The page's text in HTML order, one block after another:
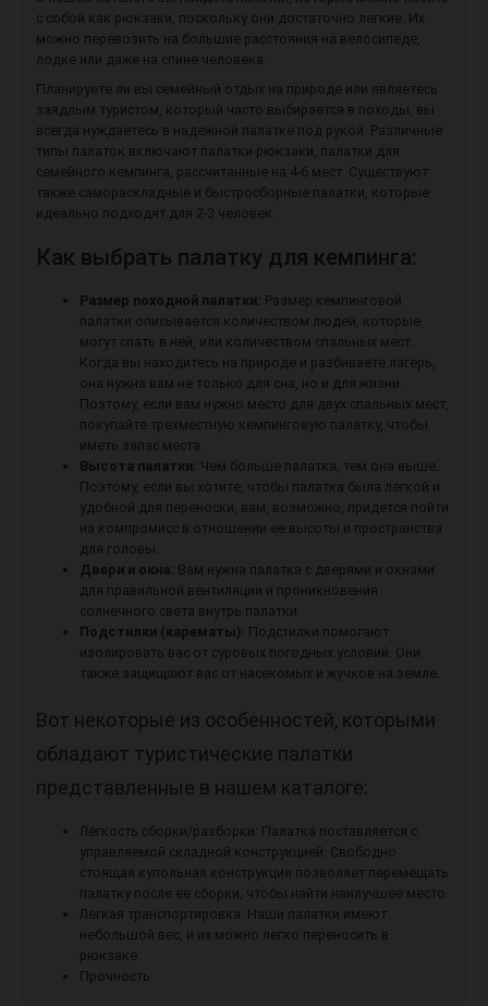
с собой как рюкзаки, поскольку они достаточно легкие. Их
можно перевозить на большие расстояния на велосипеде,
лодке или даже на спине человека.
Планируете ли вы семейный отдых на природе или являетесь
заядлым туристом, который часто выбирается в походы, вы
всегда нуждаетесь в надежной палатке под рукой. Различные
типы палаток включают палатки-рюкзаки, палатки для
семейного кемпинга, рассчитанные на 4-6 мест. Существуют
также самораскладные и быстросборные палатки, которые
идеально подходят для 2-3 человек.
Как выбрать палатку для кемпинга:
Размер походной палатки: Размер кемпинговой
палатки описывается количеством людей, которые
могут спать в ней, или количеством спальных мест.
Когда вы находитесь на природе и разбиваете лагерь,
она нужна вам не только для сна, но и для жизни.
Поэтому, если вам нужно место для двух спальных мест,
покупайте трехместную кемпинговую палатку, чтобы
иметь запас места.
Высота палатки: Чем больше палатка, тем она выше.
Поэтому, если вы хотите, чтобы палатка была легкой и
удобной для переноски, вам, возможно, придется пойти
на компромисс в отношении ее высоты и пространства
для головы.
Двери и окна: Вам нужна палатка с дверями и окнами
для правильной вентиляции и проникновения
солнечного света внутрь палатки.
Подстилки (карематы): Подстилки помогают
изолировать вас от суровых погодных условий. Они
также защищают вас от насекомых и жучков на земле.
Вот некоторые из особенностей, которыми
обладают туристические палатки
представленные в нашем каталоге:
Легкость сборки/разборки: Палатка поставляется с
управляемой складной конструкцией. Свободно
стоящая купольная конструкция позволяет перемещать
палатку после ее сборки, чтобы найти наилучшее место.
Легкая транспортировка: Наши палатки имеют
небольшой вес, и их можно легко переносить в
рюкзаке.
Прочность